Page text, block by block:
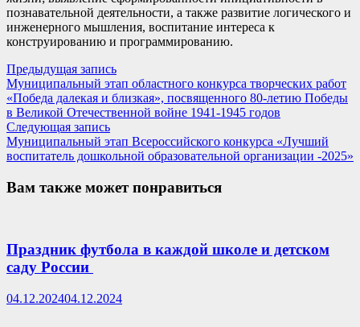
познавательной деятельности, а также развитие логического и
инженерного мышления, воспитание интереса к
конструированию и программированию.
Навигация
по
записям
Предыдущая записьПредыдущая
запись:
Муниципальный этап областного конкурса творческих работ
«Победа далекая и близкая», посвященного 80-летию Победы
в Великой Отечественной войне 1941-1945 годов
Следующая записьСледующая
запись:
Муниципальный этап Всероссийского конкурса «Лучший
воспитатель дошкольной образовательной организации -2025»
Вам также может понравиться
Праздник футбола в каждой школе и детском
саду России
04.12.202404.12.2024